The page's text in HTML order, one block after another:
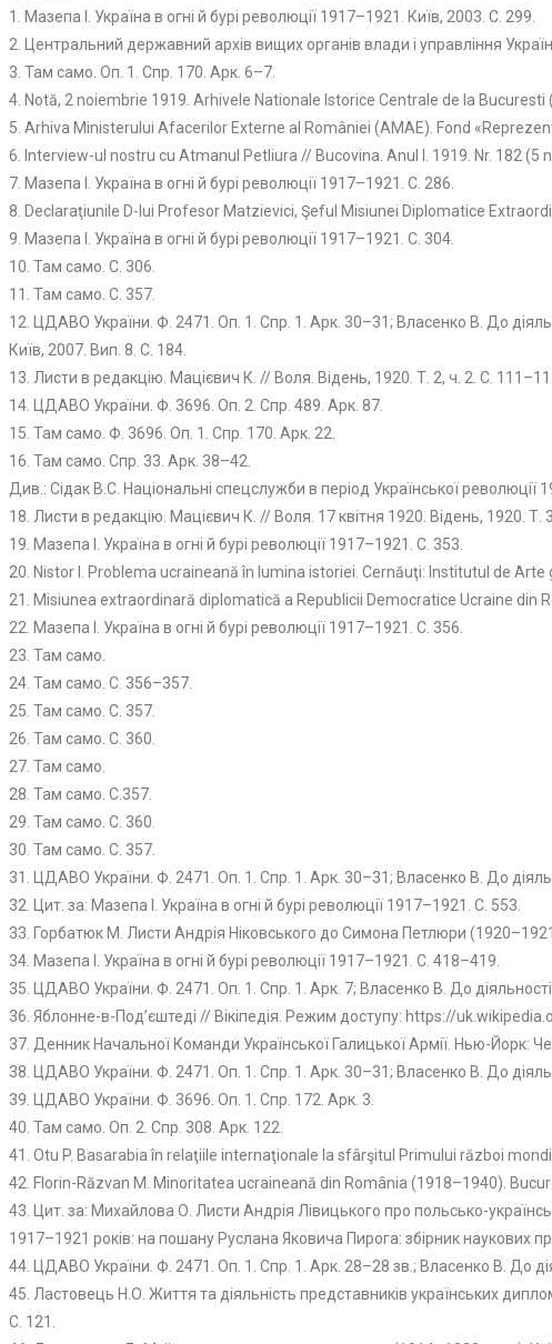
1. Мазепа І. Україна в огні й бурі революції 1917–1921. Київ, 2003. С. 299.
2. Центральний державний архів вищих органів влади і управління
3. Там само. Оп. 1. Спр. 170. Арк. 6–7.
4. Notă, 2 noiembrie 1919. Arhivele Nationale Istorice Centrale de la Bucuresti
5. Arhiva Ministerului Afacerilor Externe al României (AMAE). Fond
6. Interview-ul nostru cu Atmanul Petliura // Bucovina. Anul I. 1919. Nr. 182 (5
7. Мазепа І. Україна в огні й бурі революції 1917–1921. С. 286.
8. Declaraţiunile D-lui Profesor Matzievici, Şeful Misiunei Diplomatice
9. Мазепа І. Україна в огні й бурі революції 1917–1921. С. 304.
10. Там само. С. 306.
11. Там само. С. 357.
12. ЦДАВО України. Ф. 2471. Оп. 1. Спр. 1. Арк. 30–31; Власенко В. До
Київ, 2007. Вип. 8. С. 184.
13. Листи в редакцію. Мацієвич К. // Воля. Відень, 1920. Т. 2, ч. 2. С.
14. ЦДАВО України. Ф. 3696. Оп. 2. Спр. 489. Арк. 87.
15. Там само. Ф. 3696. Оп. 1. Спр. 170. Арк. 22.
16. Там само. Спр. 33. Арк. 38–42.
Див.: Сідак В.С. Національні спецслужби в період Української
18. Листи в редакцію. Мацієвич К. // Воля. 17 квітня 1920. Відень, 1920. Т.
19. Мазепа І. Україна в огні й бурі революції 1917–1921. С. 353.
20. Nistor І. Problema ucraineană în lumina istoriei. Cernăuţi: Institutul de Arte
21. Misiunea extraordinară diplomatică a Republicii Democratice Ucraine din
22. Мазепа І. Україна в огні й бурі революції 1917–1921. С. 356.
23. Там само.
24. Там само. С. 356–357.
25. Там само. С. 357.
26. Там само. С. 360.
27. Там само.
28. Там само. С.357.
29. Там само. С. 360.
30. Там само. С. 357.
31. ЦДАВО України. Ф. 2471. Оп. 1. Спр. 1. Арк. 30–31; Власенко В. До
32. Цит. за: Мазепа І. Україна в огні й бурі революції 1917–1921. С. 553.
33. Горбатюк М. Листи Андрія Ніковського до Симона Петлюри
34. Мазепа І. Україна в огні й бурі революції 1917–1921. С. 418–419.
35. ЦДАВО України. Ф. 2471. Оп. 1. Спр. 1. Арк. 7; Власенко В. До
36. Яблонне-в-Под’єштеді // Вікіпедія. Режим доступу: https://
37. Денник Начальної Команди Української Галицької Армії. Нью-Йорк:
38. ЦДАВО України. Ф. 2471. Оп. 1. Спр. 1. Арк. 30–31; Власенко В. До
39. ЦДАВО України. Ф. 3696. Оп. 1. Спр. 172. Арк. 3.
40. Там само. Оп. 2. Спр. 308. Арк. 122.
41. Оtu P. Basarabia în relaţiile internaţionale la sfârşitul Primului război
42. Florin-Răzvan M. Minoritatea ucraineană din România (1918–1940).
43. Цит. за: Михайлова О. Листи Андрія Лівицького про польсько-
1917–1921 років: на пошану Руслана Яковича Пирога: збірник наукових
44. ЦДАВО України. Ф. 2471. Оп. 1. Спр. 1. Арк. 28–28 зв.; Власенко В. До
45. Ластовець Н.О. Життя та діяльність представників українських
С. 121.